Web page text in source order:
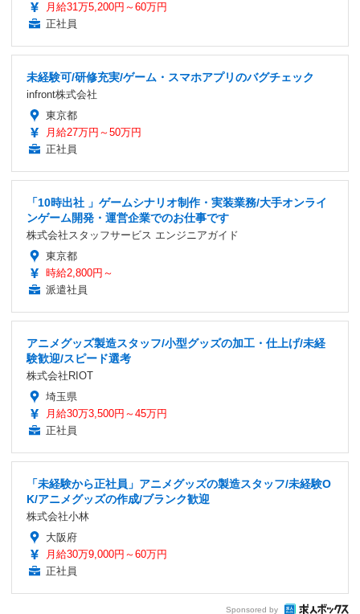
月給31万5,200円～60万円
正社員
未経験可/研修充実/ゲーム・スマホアプリのバグチェック
infront株式会社
東京都
月給27万円～50万円
正社員
「10時出社 」ゲームシナリオ制作・実装業務/大手オンライ
ンゲーム開発・運営企業でのお仕事です
株式会社スタッフサービス エンジニアガイド
東京都
時給2,800円～
派遣社員
アニメグッズ製造スタッフ/小型グッズの加工・仕上げ/未経
験歓迎/スピード選考
株式会社RIOT
埼玉県
月給30万3,500円～45万円
正社員
「未経験から正社員」アニメグッズの製造スタッフ/未経験O
K/アニメグッズの作成/ブランク歓迎
株式会社小林
大阪府
月給30万9,000円～60万円
正社員
Sponsored by